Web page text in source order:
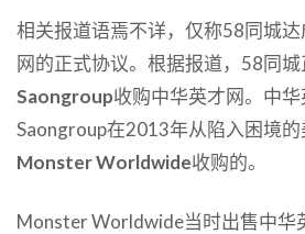
相关报道语焉不详，仅称58同城
网的正式协议。根据报道，58同
Saongroup收购中华英才网。中
Saongroup在2013年从陷入困境
Monster Worldwide收购的。
Monster Worldwide当时出售中华